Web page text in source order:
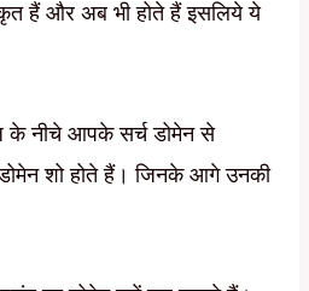
हैं और अब भी होते हैं इसलिये ये
के नीचे आपके सर्च डोमेन से
शो होते हैं। जिनके आगे उनकी